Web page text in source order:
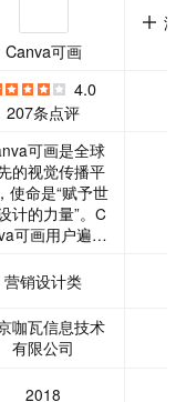
Canva可画
4.0
207条点评
可画是全球
的视觉传播平
使命是“赋予世
计的力量”。C
可画用户遍及
跃用户有6000
设计在Canva
上产生。 Can
可画中国打造了
营销设计类
咖瓦信息技术
有限公司
2018